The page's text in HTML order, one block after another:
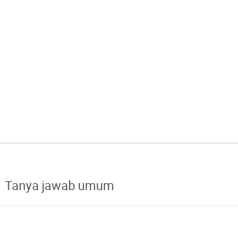
Tanya jawab umum